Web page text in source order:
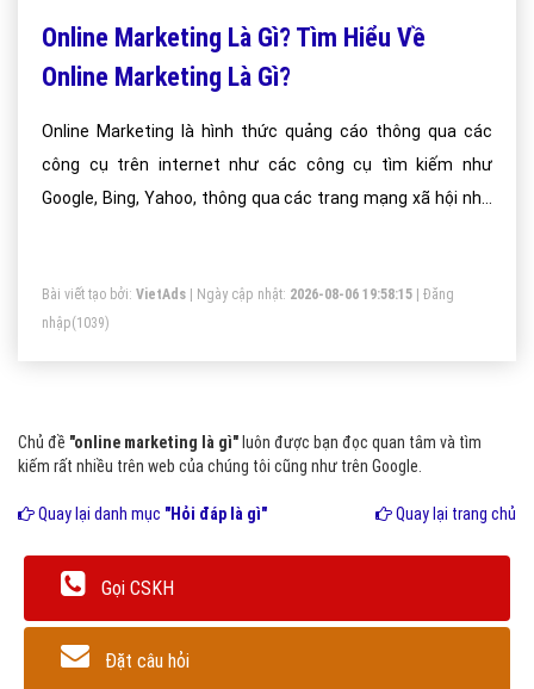
Online Marketing Là Gì? Tìm Hiểu Về
Online Marketing Là Gì?
Online Marketing là hình thức quảng cáo thông qua các
công cụ trên internet như các công cụ tìm kiếm như
Google, Bing, Yahoo, thông qua các trang mạng xã hội như
Bài viết tạo bởi: VietAds | Ngày cập nhật: 2026-08-06 19:58:15
Đăng
nhập(1039)
Chủ đề "online marketing là gì" luôn được bạn đọc quan tâm và tìm
kiếm rất nhiều trên web của chúng tôi cũng như trên Google.
Quay lại danh mục "Hỏi đáp là gì" Quay lại trang chủ
Gọi CSKH
Đặt câu hỏi